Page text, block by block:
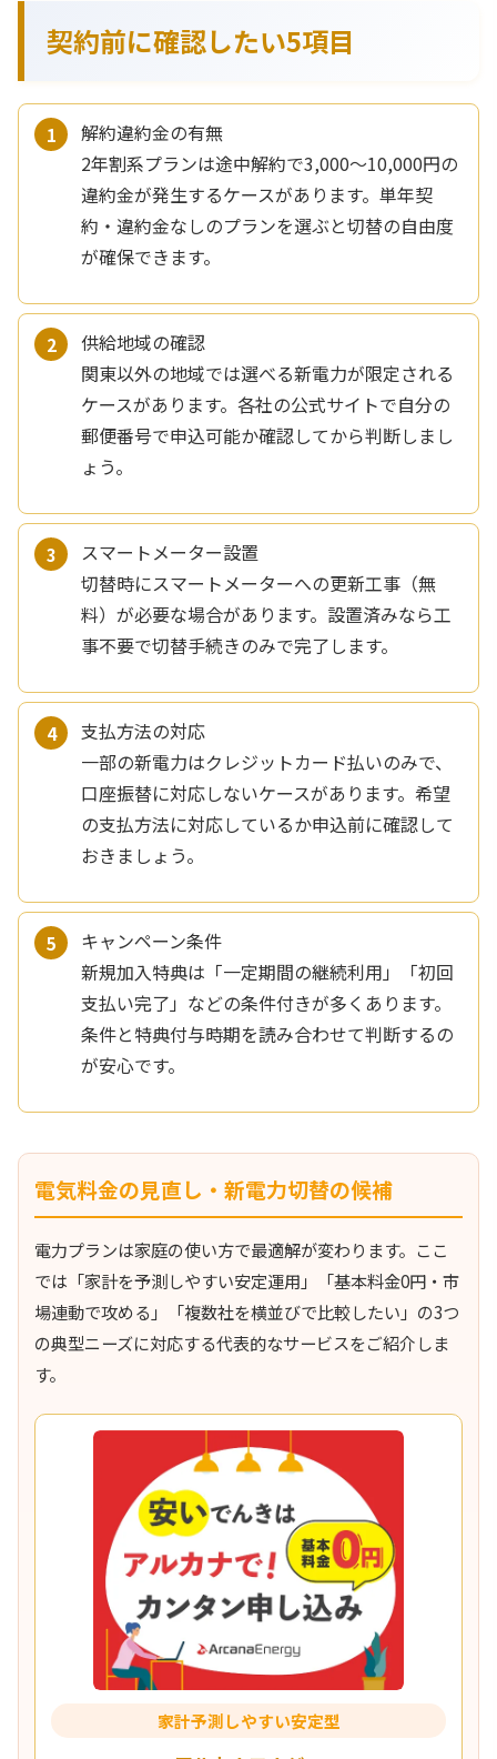
契約前に確認したい5項目
解約違約金の有無
2年割系プランは途中解約で3,000〜10,000円の
違約金が発生するケースがあります。単年契
約・違約金なしのプランを選ぶと切替の自由度
が確保できます。
供給地域の確認
関東以外の地域では選べる新電力が限定される
ケースがあります。各社の公式サイトで自分の
郵便番号で申込可能か確認してから判断しまし
ょう。
スマートメーター設置
切替時にスマートメーターへの更新工事（無
料）が必要な場合があります。設置済みなら工
事不要で切替手続きのみで完了します。
支払方法の対応
一部の新電力はクレジットカード払いのみで、
口座振替に対応しないケースがあります。希望
の支払方法に対応しているか申込前に確認して
おきましょう。
キャンペーン条件
新規加入特典は「一定期間の継続利用」「初回
支払い完了」などの条件付きが多くあります。
条件と特典付与時期を読み合わせて判断するの
が安心です。
電気料金の見直し・新電力切替の候補
電力プランは家庭の使い方で最適解が変わります。ここ
では「家計を予測しやすい安定運用」「基本料金0円・市
場連動で攻める」「複数社を横並びで比較したい」の3つ
の典型ニーズに対応する代表的なサービスをご紹介しま
す。
家計予測しやすい安定型